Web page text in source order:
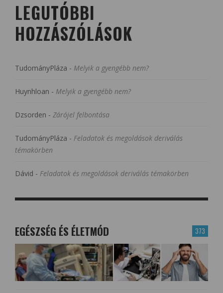
LEGUTÓBBI
HOZZÁSZÓLÁSOK
TudományPláza - Melyik a gyengébb nem?
Huynhloan - Melyik a gyengébb nem?
Dzsorden - Zárójel felbontása
TudományPláza - Feladatok és megoldások deriválás
témakörben
Dávid - Feladatok és megoldások deriválás témakörben
373
EGÉSZSÉG ÉS ÉLETMÓD